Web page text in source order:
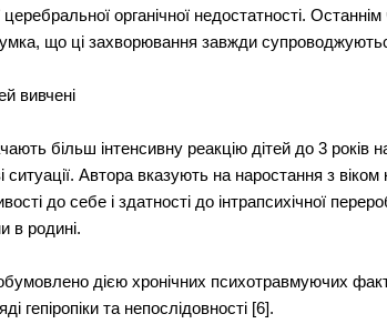
органічної недостатності.
що ці захворювання завжди
вивчені
більш інтенсивну реакцію дітей до 3 років на
ситуації. Автора вказують на наростання з віком
до себе і здатності до інтрапсихічної
в родині.
дією хронічних психотравмуючих
гепіропіки та непослідовності [6].